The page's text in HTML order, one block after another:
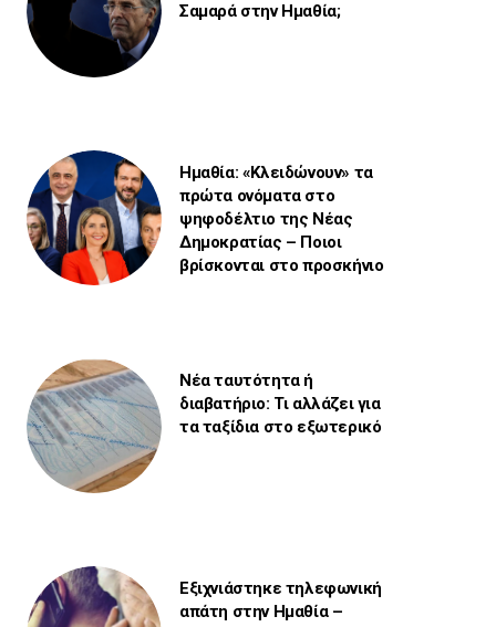
Σαμαρά στην Ημαθία;
Ημαθία: «Κλειδώνουν» τα
πρώτα ονόματα στο
ψηφοδέλτιο της Νέας
Δημοκρατίας – Ποιοι
βρίσκονται στο προσκήνιο
Νέα ταυτότητα ή
διαβατήριο: Τι αλλάζει για
τα ταξίδια στο εξωτερικό
Εξιχνιάστηκε τηλεφωνική
απάτη στην Ημαθία –